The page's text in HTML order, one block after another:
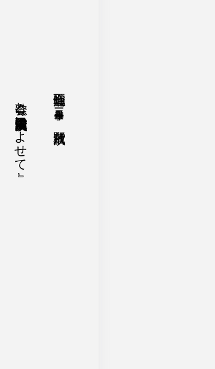
令和二年十一月二十一日
歌会と講演『浪漫歌人山川登美子によせて』